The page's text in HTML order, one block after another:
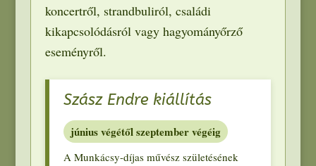
koncertről, strandbuliról, családi
kikapcsolódásról vagy hagyományőrző
eseményről.
Szász Endre kiállítás
június végétől szeptember végéig
A Munkácsy-díjas művész születésének